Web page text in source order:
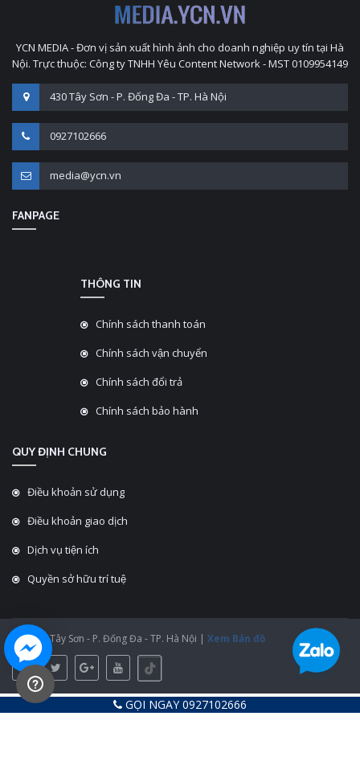
YCN MEDIA - Đơn vị sản xuất hình ảnh cho doanh nghiệp uy tín tại Hà
Nội. Trực thuộc: Công ty TNHH Yêu Content Network - MST 0109954149
430 Tây Sơn - P. Đống Đa - TP. Hà Nội
0927102666
media@ycn.vn
FANPAGE
THÔNG TIN
Chính sách thanh toán
Chính sách vận chuyển
Chính sách đổi trả
Chính sách bảo hành
QUY ĐỊNH CHUNG
Điều khoản sử dụng
Điều khoản giao dịch
Dịch vụ tiện ích
Quyền sở hữu trí tuệ
ĐC: 430 Tây Sơn - P. Đống Đa - TP. Hà Nội | Xem Bản đồ
GỌI NGAY 0927102666